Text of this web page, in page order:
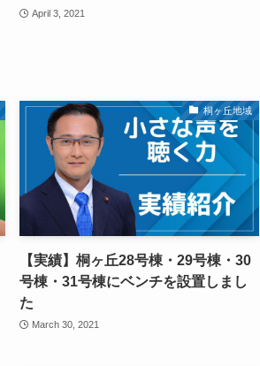
April 3, 2021
桐ヶ丘地域
【実績】桐ヶ丘28号棟・29号棟・30
号棟・31号棟にベンチを設置しまし
た
March 30, 2021